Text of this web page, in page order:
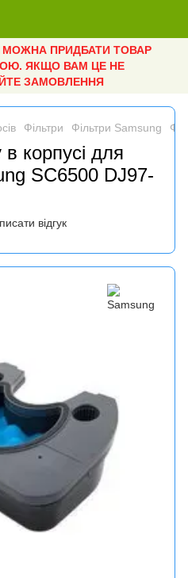
МОЖНА ПРИДБАТИ ТОВАР
ЯКЩО ВАМ ЦЕ НЕ
ЗАМОВЛЕННЯ
Фільтри Фільтри Samsung
в корпусі для
SC6500 DJ97-
відгук